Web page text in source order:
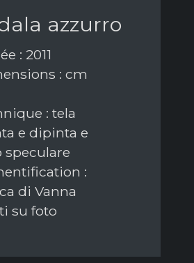
azzurro
: 2011
: cm
: tela
e dipinta e
speculare
:
di Vanna
su foto